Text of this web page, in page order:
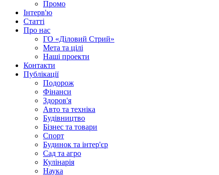
Промо
Інтерв'ю
Статті
Про нас
ГО «Діловий Стрий»
Мета та цілі
Наші проекти
Контакти
Публікації
Подорож
Фінанси
Здоров'я
Авто та техніка
Будівництво
Бізнес та товари
Спорт
Будинок та інтер'єр
Сад та агро
Кулінарія
Наука